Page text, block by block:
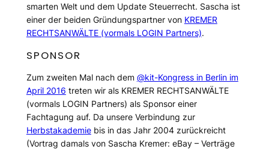
smarten Welt und dem Update Steuerrecht. Sascha ist
einer der beiden Gründungspartner von KREMER
RECHTSANWÄLTE (vormals LOGIN Partners).
SPONSOR
Zum zweiten Mal nach dem @kit-Kongress in Berlin im
April 2016 treten wir als KREMER RECHTSANWÄLTE
(vormals LOGIN Partners) als Sponsor einer
Fachtagung auf. Da unsere Verbindung zur
Herbstakademiebis in das Jahr 2004 zurückreicht
(Vortrag damals von Sascha Kremer: eBay – Verträge